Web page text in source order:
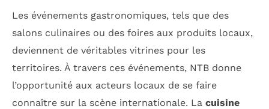
Les événements gastronomiques, tels que des
salons culinaires ou des foires aux produits locaux,
deviennent de véritables vitrines pour les
territoires. À travers ces événements, NTB donne
l’opportunité aux acteurs locaux de se faire
connaître sur la scène internationale. La cuisine